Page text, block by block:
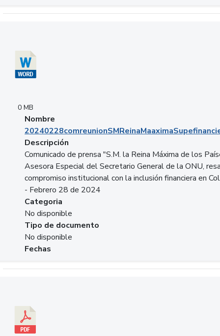
0 MB
Nombre
Descripción
Comunicado de prensa "S.M. la Reina Máxima de los
Asesora Especial del Secretario General de la ONU,
compromiso institucional con la inclusión financiera en
- Febrero 28 de 2024
Categoria
No disponible
Tipo de documento
No disponible
Fechas